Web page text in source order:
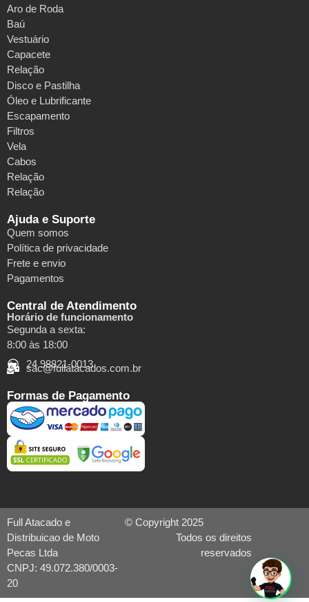
Aro de Roda
Baú
Vestuário
Capacete
Relação
Disco e Pastilha
Óleo e Lubrificante
Escapamento
Filtros
Vela
Cabos
Relação
Relação
Ajuda e Suporte
Quem somos
Política de privacidade
Frete e envio
Pagamentos
Central de Atendimento
Horário de funcionamento
Segunda a sexta:
8:00 às 18:00
24 98821-0013
sac@fullatacados.com.br
Formas de Pagamento
Full Atacado e
Distribuicao de Moto
Pecas Ltda
CNPJ: 49.072.380/0003-
20
© Copyright 2025
Todos os direitos
reservados